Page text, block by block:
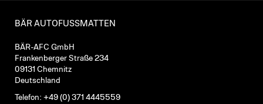
BÄR AUTOFUSSMATTEN
BÄR-AFC GmbH
Frankenberger Straße 234
09131 Chemnitz
Deutschland
Telefon: +49 (0) 371 4445559